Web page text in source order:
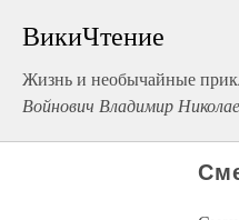
ВикиЧтение
Жизнь и необычайные
Войнович Владимир